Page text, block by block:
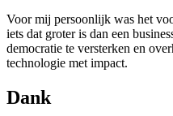
Voor mij persoonlijk was het
iets dat groter is dan een
democratie te versterken en
technologie met impact.
Dank